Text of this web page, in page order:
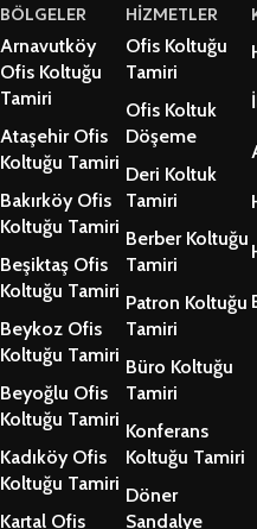
BÖLGELER
Arnavutköy
Ofis Koltuğu
Tamiri
Ataşehir Ofis
Koltuğu Tamiri
Bakırköy Ofis
Koltuğu Tamiri
Beşiktaş Ofis
Koltuğu Tamiri
Beykoz Ofis
Koltuğu Tamiri
Beyoğlu Ofis
Koltuğu Tamiri
Kadıköy Ofis
Koltuğu Tamiri
Kartal Ofis
HİZMETLER
Ofis Koltuğu
Tamiri
Ofis Koltuk
Döşeme
Deri Koltuk
Tamiri
Berber Koltuğu
Tamiri
Patron Koltuğu
Tamiri
Büro Koltuğu
Tamiri
Konferans
Koltuğu Tamiri
Döner
Sandalye